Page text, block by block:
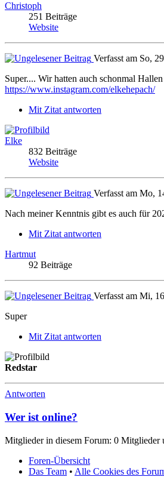
Christoph
251 Beiträge
Website
Verfasst am So,
Super.... Wir hatten auch schonmal
https://www.instagram.com/elkehepach/
Mit Zitat antworten
Elke
832 Beiträge
Website
Verfasst am Mo,
Nach meiner Kenntnis gibt es auch für
Mit Zitat antworten
Hartmut
92 Beiträge
Verfasst am Mi,
Super
Mit Zitat antworten
Redstar
Antworten
Wer ist online?
Mitglieder in diesem Forum: 0 Mitglieder
Foren-Übersicht
Das Team • Alle Cookies des